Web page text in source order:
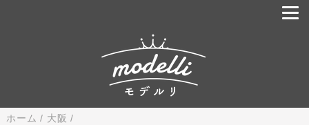
ホーム / 大阪 /